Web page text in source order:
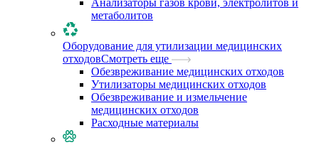
Анализаторы газов крови, электролитов и
метаболитов
Оборудование для утилизации медицинских
отходовСмотреть еще
Обезвреживание медицинских отходов
Утилизаторы медицинских отходов
Обезвреживание и измельчение
медицинских отходов
Расходные материалы